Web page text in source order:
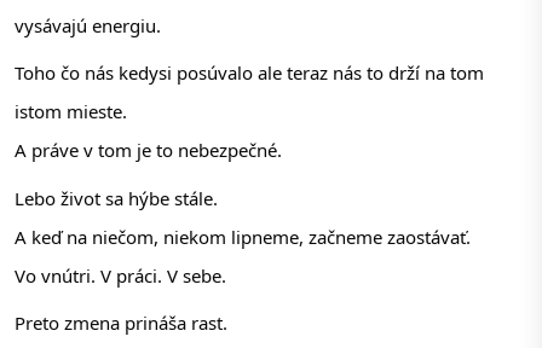
vysávajú energiu.
Toho čo nás kedysi posúvalo ale teraz nás to drží na tom
istom mieste.
A práve v tom je to nebezpečné.
Lebo život sa hýbe stále.
A keď na niečom, niekom lipneme, začneme zaostávať.
Vo vnútri. V práci. V sebe.
Preto zmena prináša rast.